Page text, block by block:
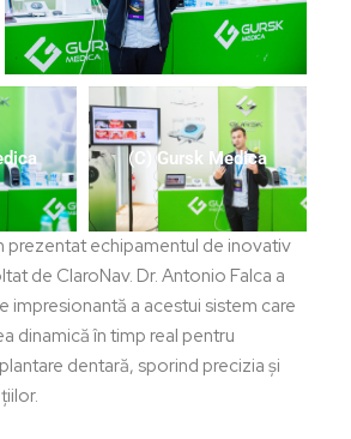
(C) Gursk Medica
prezentat echipamentul de inovativ
de ClaroNav. Dr. Antonio Falca a
impresionantă a acestui sistem care
dinamică în timp real pentru
dentară, sporind precizia și